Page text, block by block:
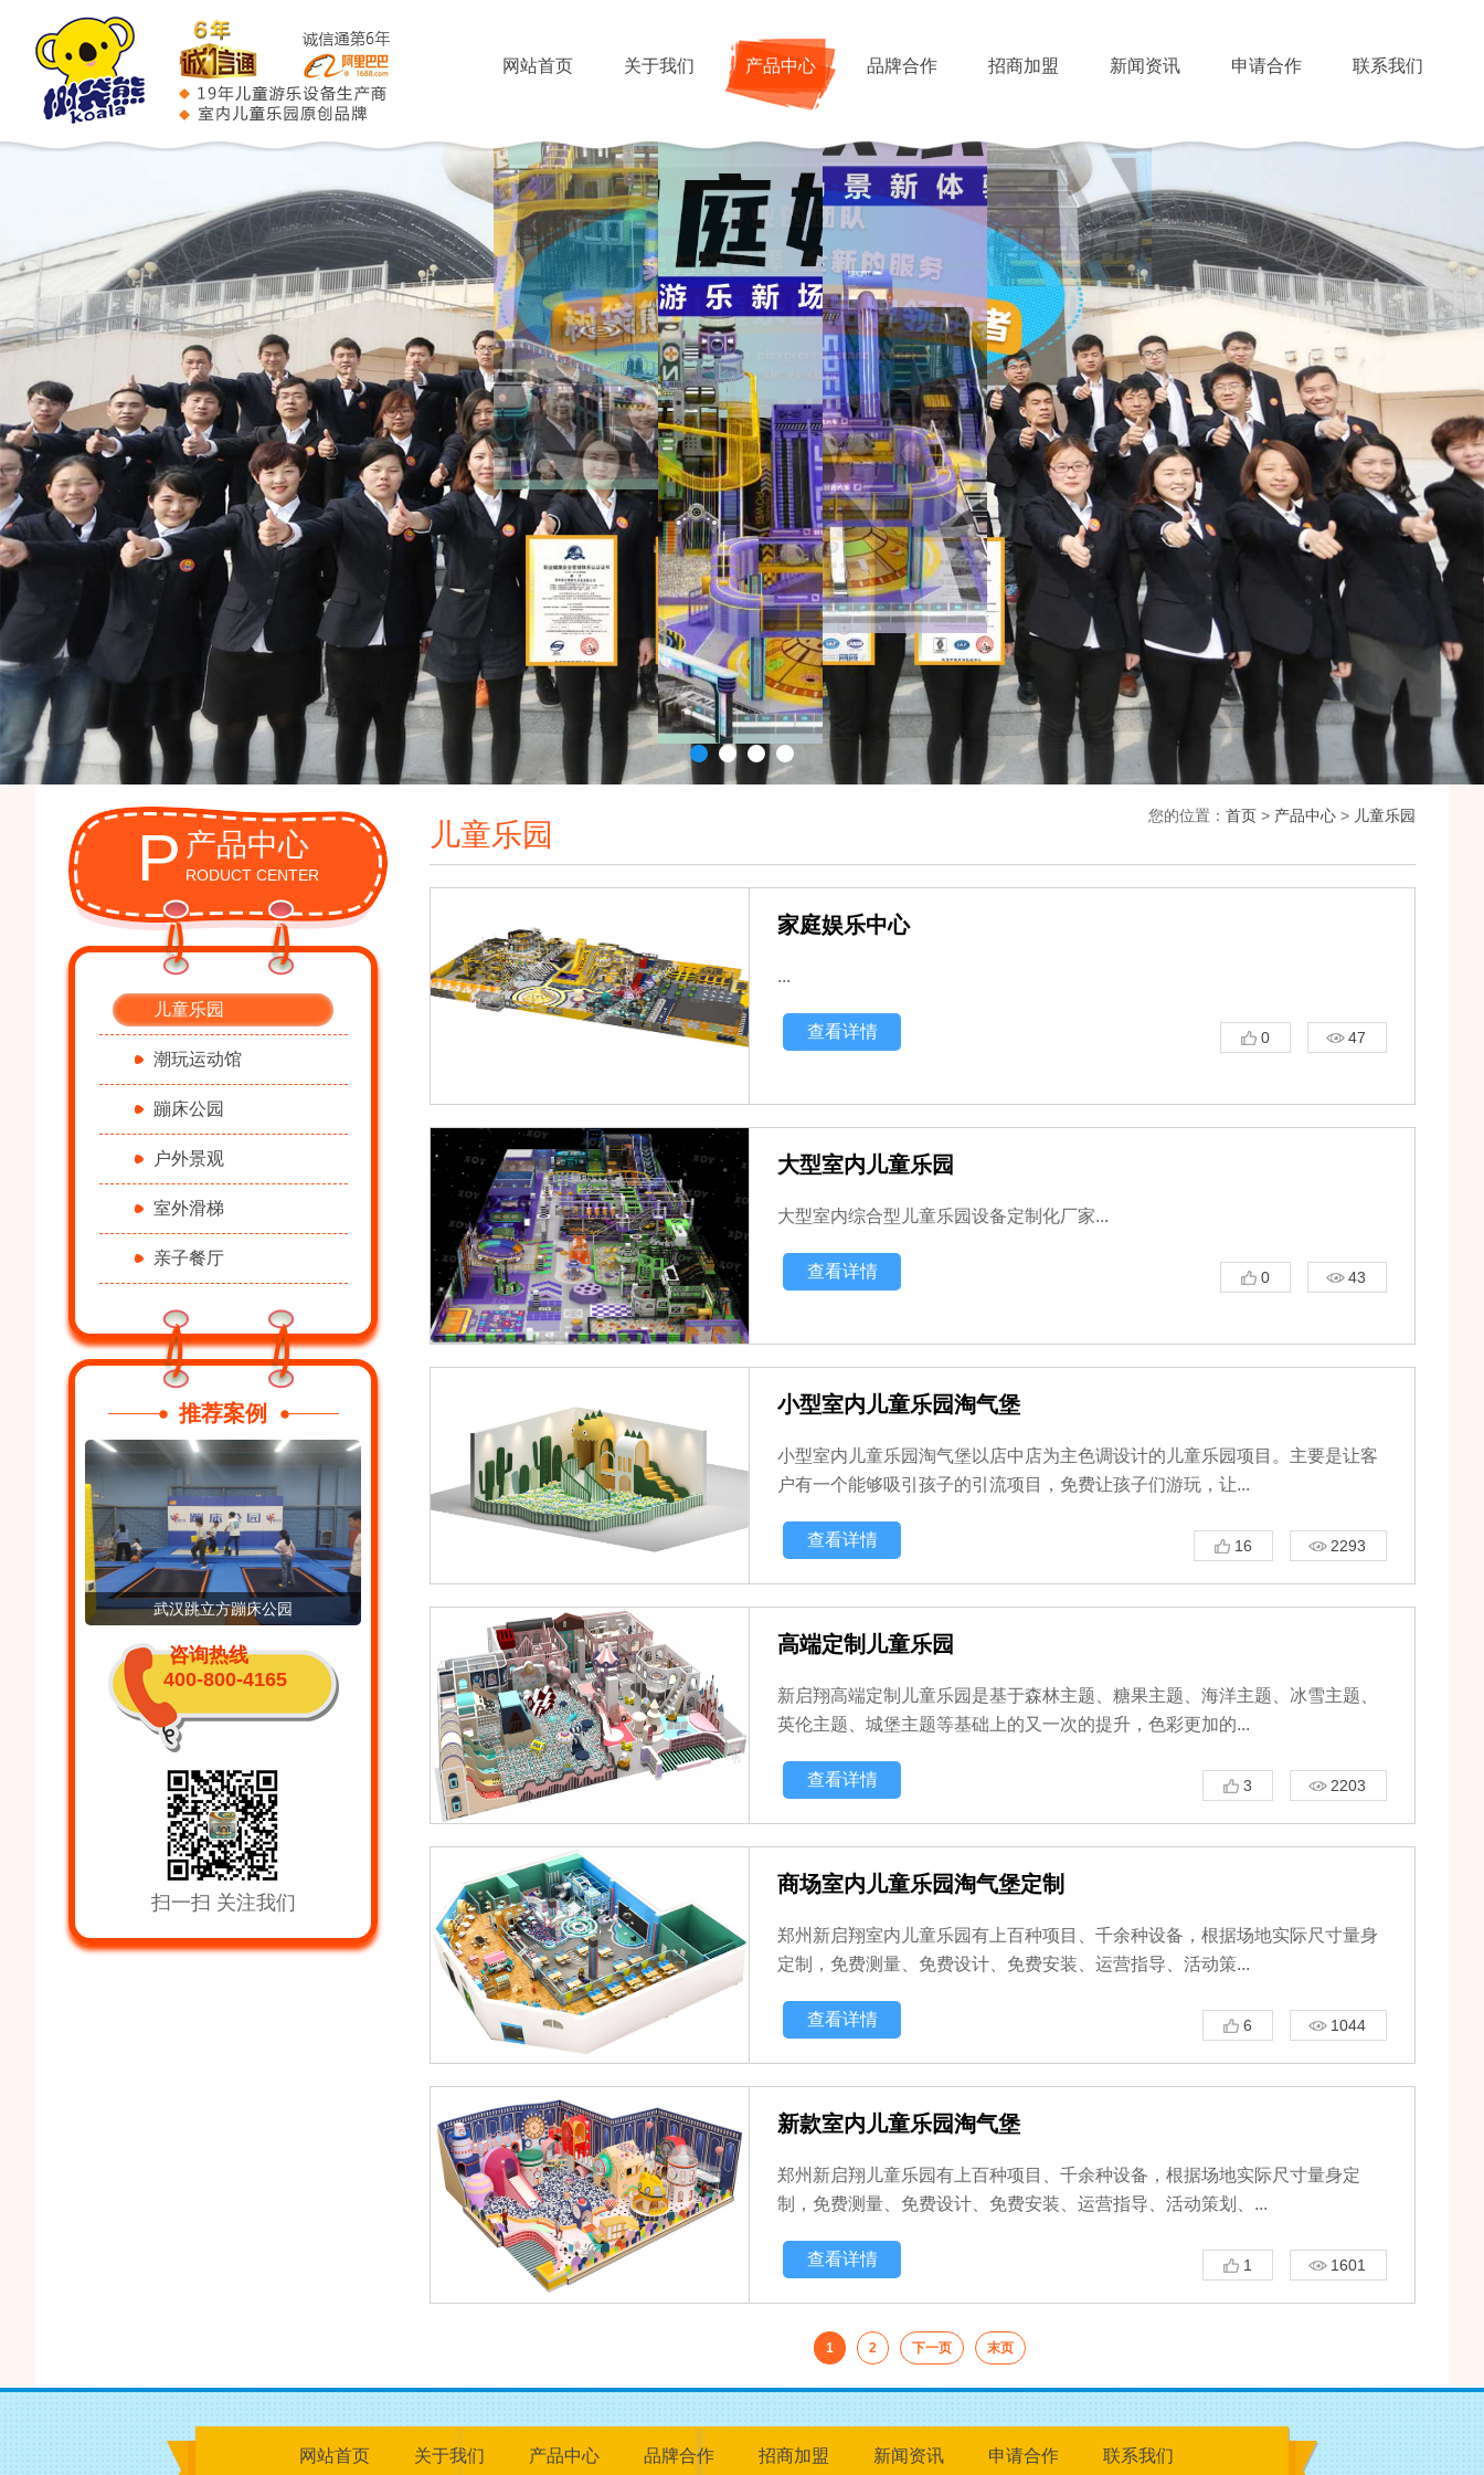
网站首页 关于我们 产品中心 品牌合作 招商加盟 新闻资讯 申请合作 联系我们
P 产品中心
RODUCT CENTER
儿童乐园
潮玩运动馆
蹦床公园
户外景观
室外滑梯
亲子餐厅
推荐案例
尉氏豪享玩宝贝城 河南许昌360平积木乐园 郑州沃金大酒店蹦床主题公园 郑州经开区蹦床主题公园 山西运城儿童乐园加盟店
咨询热线
400-800-4165
扫一扫 关注我们
您的位置： 首页 > 产品中心 > 儿童乐园
儿童乐园
家庭娱乐中心
...
查看详情 0 47
大型室内儿童乐园
大型室内综合型儿童乐园设备定制化厂家...
查看详情 0 43
小型室内儿童乐园淘气堡
小型室内儿童乐园淘气堡以店中店为主色调设计的儿童乐园项目。主要是让客
户有一个能够吸引孩子的引流项目，免费让孩子们游玩，让...
查看详情 16 2293
高端定制儿童乐园
新启翔高端定制儿童乐园是基于森林主题、糖果主题、海洋主题、冰雪主题、
英伦主题、城堡主题等基础上的又一次的提升，色彩更加的...
查看详情 3 2203
商场室内儿童乐园淘气堡定制
郑州新启翔室内儿童乐园有上百种项目、千余种设备，根据场地实际尺寸量身
定制，免费测量、免费设计、免费安装、运营指导、活动策...
查看详情 6 1044
新款室内儿童乐园淘气堡
郑州新启翔儿童乐园有上百种项目、千余种设备，根据场地实际尺寸量身定
制，免费测量、免费设计、免费安装、运营指导、活动策划、...
查看详情 1 1601
1 2 下一页 末页
网站首页 关于我们 产品中心 品牌合作 招商加盟 新闻资讯 申请合作 联系我们